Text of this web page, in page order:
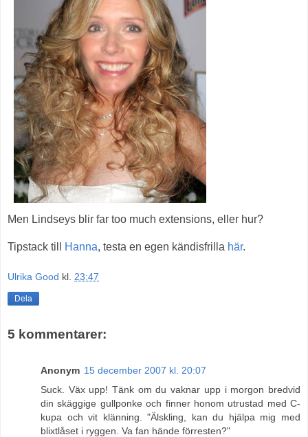
Men Lindseys blir far too much extensions, eller hur?
Tipstack till Hanna, testa en egen kändisfrilla här.
Ulrika Good kl. 23:47
Dela
5 kommentarer:
Anonym 15 december 2007 kl. 20:07
Suck. Väx upp! Tänk om du vaknar upp i morgon bredvid
din skäggige gullponke och finner honom utrustad med C-
kupa och vit klänning. "Älskling, kan du hjälpa mig med
blixtlåset i ryggen. Va fan hände förresten?"